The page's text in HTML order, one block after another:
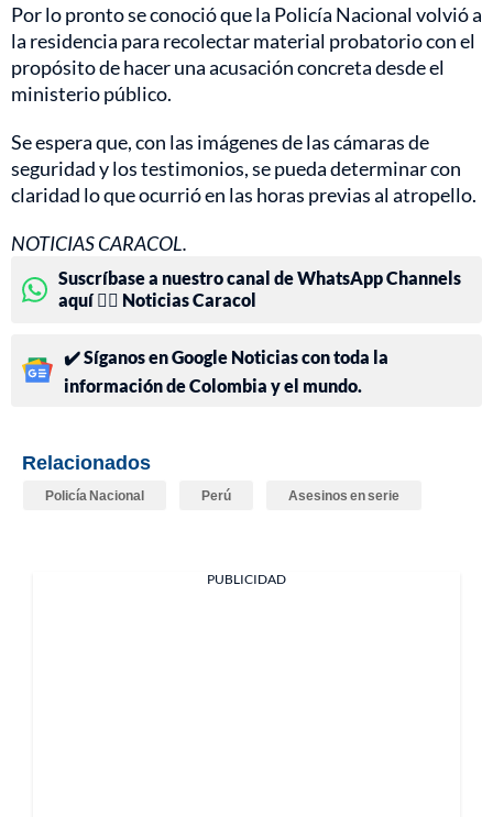
Por lo pronto se conoció que la Policía Nacional volvió a
la residencia para recolectar material probatorio con el
propósito de hacer una acusación concreta desde el
ministerio público.
Se espera que, con las imágenes de las cámaras de
seguridad y los testimonios, se pueda determinar con
claridad lo que ocurrió en las horas previas al atropello.
NOTICIAS CARACOL.
Suscríbase a nuestro canal de WhatsApp Channels
aquí 👉🏻 Noticias Caracol
✔️ Síganos en Google Noticias con toda la
información de Colombia y el mundo.
Relacionados
Policía Nacional Perú Asesinos en serie
PUBLICIDAD